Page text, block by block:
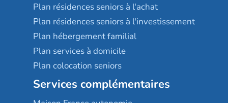
Plan résidences seniors à l'achat
Plan résidences seniors à l'investissement
Plan hébergement familial
Plan services à domicile
Plan colocation seniors
Services complémentaires